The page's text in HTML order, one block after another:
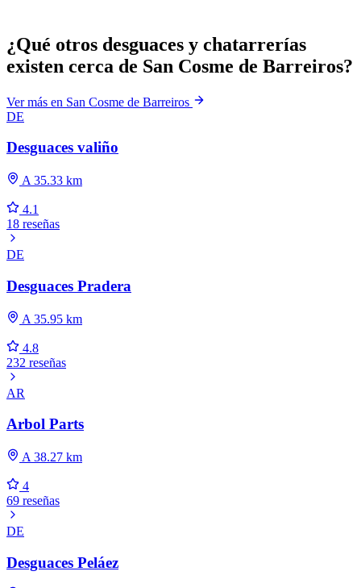
¿Qué otros desguaces y chatarrerías
existen cerca de San Cosme de Barreiros?
Ver más en San Cosme de Barreiros
DE
Desguaces valiño
A 35.33 km
4.1
18 reseñas
DE
Desguaces Pradera
A 35.95 km
4.8
232 reseñas
AR
Arbol Parts
A 38.27 km
4
69 reseñas
DE
Desguaces Peláez